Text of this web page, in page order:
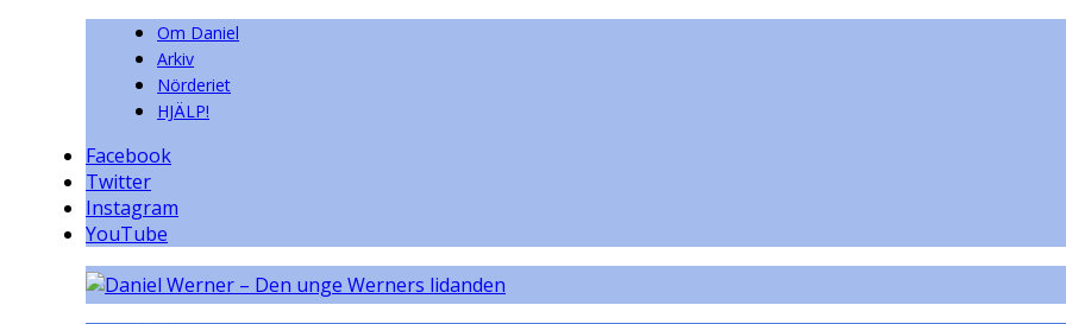
Om Daniel
Arkiv
Nörderiet
HJÄLP!
Facebook
Twitter
Instagram
YouTube